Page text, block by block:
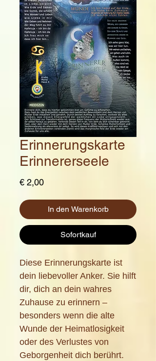
Erinnerungskarte
Erinnererseele
€ 2,00Preis
In den Warenkorb
Sofortkauf
Diese Erinnerungskarte ist
dein liebevoller Anker. Sie hilft
dir, dich an dein wahres
Zuhause zu erinnern –
besonders wenn die alte
Wunde der Heimatlosigkeit
oder des Verlustes von
Geborgenheit dich berührt.